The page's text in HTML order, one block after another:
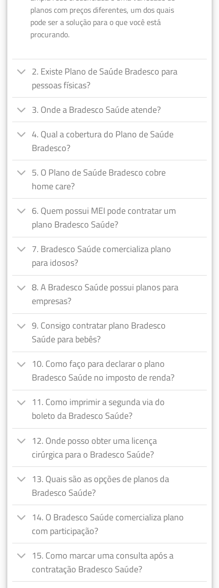
planos com preços diferentes, um dos quais
pode ser a solução para o que você está
procurando.
2. Existe Plano de Saúde Bradesco para
pessoas físicas?
3. Onde a Bradesco Saúde atende?
4. Qual a cobertura do Plano de Saúde
Bradesco?
5. O Plano de Saúde Bradesco cobre
home care?
6. Quem possui MEI pode contratar um
plano Bradesco Saúde?
7. Bradesco Saúde comercializa plano
para idosos?
8. A Bradesco Saúde possui planos para
empresas?
9. Consigo contratar plano Bradesco
Saúde para bebês?
10. Como faço para declarar o plano
Bradesco Saúde no imposto de renda?
11. Como imprimir a segunda via do
boleto da Bradesco Saúde?
12. Onde posso obter uma licença
cirúrgica para o Bradesco Saúde?
13. Quais são as opções de planos da
Bradesco Saúde?
14. O Bradesco Saúde comercializa plano
com participação?
15. Como marcar uma consulta após a
contratação Bradesco Saúde?